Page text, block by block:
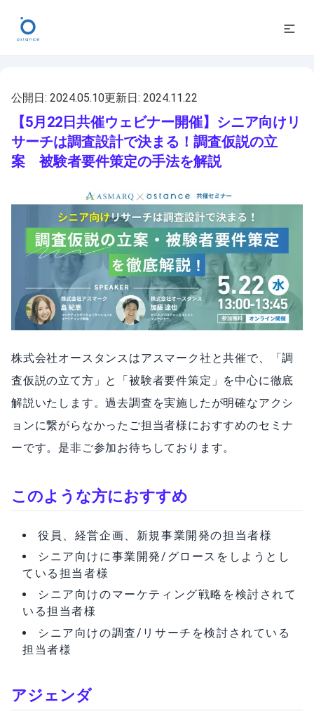
公開日: 2024.05.10更新日: 2024.11.22
【5月22日共催ウェビナー開催】シニア向けリ
サーチは調査設計で決まる！調査仮説の立
案 被験者要件策定の手法を解説
株式会社オースタンスはアスマーク社と共催で、「調
査仮説の立て方」と「被験者要件策定」を中心に徹底
解説いたします。過去調査を実施したが明確なアクシ
ョンに繋がらなかったご担当者様におすすめのセミナ
ーです。是非ご参加お待ちしております。
このような方におすすめ
役員、経営企画、新規事業開発の担当者様
シニア向けに事業開発/グロースをしようとし
ている担当者様
シニア向けのマーケティング戦略を検討されて
いる担当者様
シニア向けの調査/リサーチを検討されている
担当者様
アジェンダ